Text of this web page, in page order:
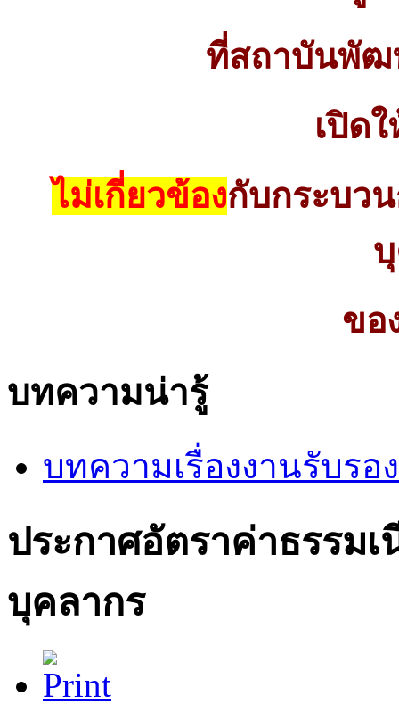
ที่สถาบันพัฒ
เปิด
ไม่เกี่ยวข้องกับกระบว
ขอ
บทความน่ารู้
บทความเรื่องงานรับรอง
ประกาศอัตราค่าธรรม
บุคลากร